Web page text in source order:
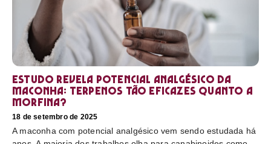
Estudo revela potencial analgésico da
maconha: terpenos tão eficazes quanto a
morfina?
18 de setembro de 2025
A maconha com potencial analgésico vem sendo estudada há